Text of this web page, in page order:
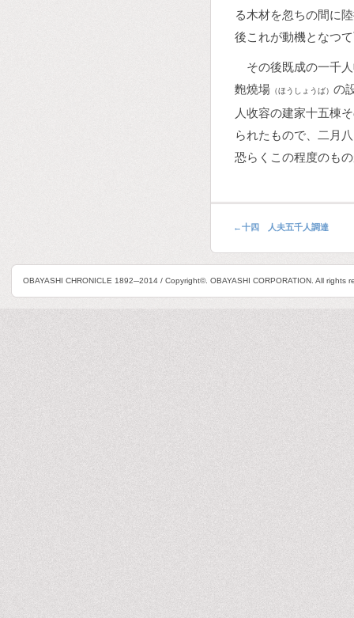
る木材を忽ちの間に
後これが動機となつ
その後既成の一千
麭燒場 （ほうしょうば） の
人收容の建家十五棟
られたもので、二月
恐らくこの程度のも
←十四 人夫五千人調達
OBAYASHI CHRONICLE 1892─2014 / Copyright©. OBAYASHI CORPORATION. All rights